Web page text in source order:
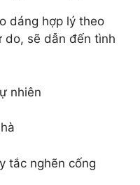
dáng hợp lý theo
do, sẽ dẫn đến tình
nhiên
tắc nghẽn cống